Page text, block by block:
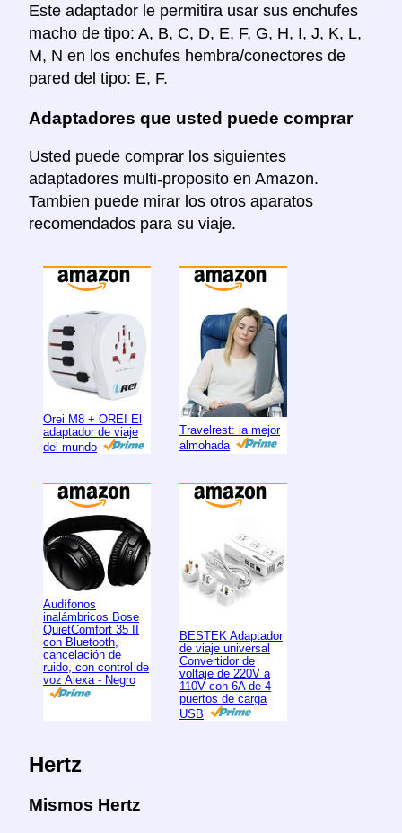
Este adaptador le permitira usar sus enchufes
macho de tipo: A, B, C, D, E, F, G, H, I, J, K, L,
M, N en los enchufes hembra/conectores de
pared del tipo: E, F.
Adaptadores que usted puede comprar
Usted puede comprar los siguientes
adaptadores multi-proposito en Amazon.
Tambien puede mirar los otros aparatos
recomendados para su viaje.
Orei M8 + OREI El
adaptador de viaje
del mundo
Travelrest: la mejor
almohada
Audífonos
inalámbricos Bose
QuietComfort 35 II
con Bluetooth,
cancelación de
ruido, con control de
voz Alexa - Negro
BESTEK Adaptador
de viaje universal
Convertidor de
voltaje de 220V a
110V con 6A de 4
puertos de carga
USB
Hertz
Mismos Hertz